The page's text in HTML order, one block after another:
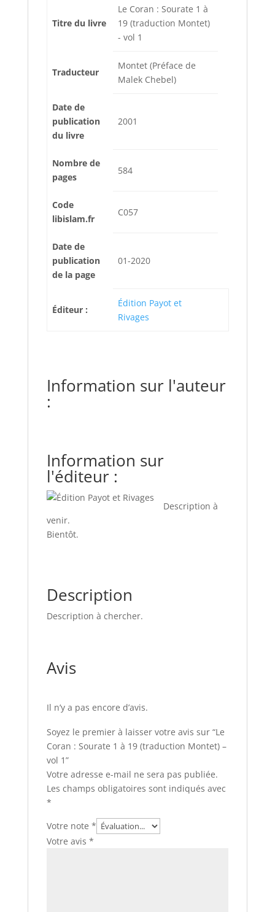
Titre du livre
Le Coran : Sourate 1 à
19 (traduction Montet)
- vol 1
Traducteur
Montet (Préface de
Malek Chebel)
Date de
publication
du livre
2001
Nombre de
pages
584
Code
libislam.fr
C057
Date de
publication
de la page
01-2020
Éditeur :
Édition Payot et
Rivages
Information sur l'auteur
:
Information sur
l'éditeur :
Description à
venir.
Bientôt.
Description
Description à chercher.
Avis
Il n’y a pas encore d’avis.
Soyez le premier à laisser votre avis sur “Le
Coran : Sourate 1 à 19 (traduction Montet) –
vol 1”
Votre adresse e-mail ne sera pas publiée.
Les champs obligatoires sont indiqués avec
*
Votre note *
Votre avis *